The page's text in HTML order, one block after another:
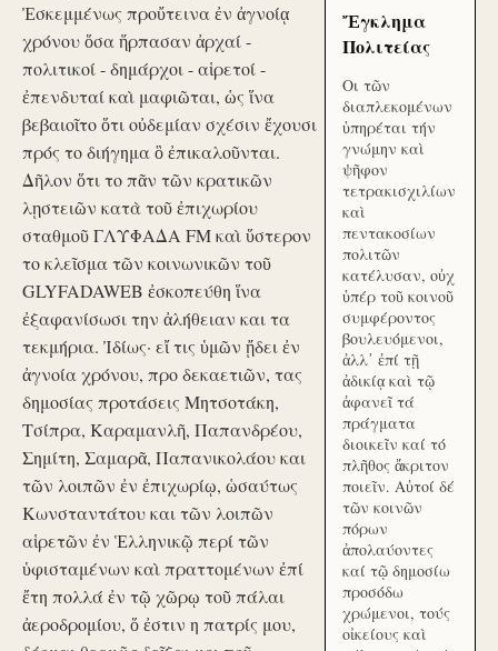
Ἐσκεμμένως προὔτεινα ἐν ἀγνοίᾳ
χρόνου ὅσα ἥρπασαν ἀρχαί -
πολιτικοί - δημάρχοι - αἱρετοί -
ἐπενδυταί καὶ μαφιῶται, ὡς ἵνα
βεβαιοῖτο ὅτι οὐδεμίαν σχέσιν ἔχουσι
πρός το διήγημα ὃ ἐπικαλοῦνται.
Δῆλον ὅτι το πᾶν τῶν κρατικῶν
λῃστειῶν κατὰ τοῦ ἐπιχωρίου
σταθμοῦ ΓΛΥΦΑΔΑ FM καὶ ὕστερον
το κλεῖσμα τῶν κοινωνικῶν τοῦ
GLYFADAWEB ἐσκοπεύθη ἵνα
ἐξαφανίσωσι την ἀλήθειαν και τα
τεκμήρια. Ἰδίως· εἴ τις ὑμῶν ᾔδει ἐν
ἀγνοία χρόνου, προ δεκαετιῶν, τας
δημοσίας προτάσεις Μητσοτάκη,
Τσίπρα, Καραμανλῆ, Παπανδρέου,
Σημίτη, Σαμαρᾶ, Παπανικολάου και
τῶν λοιπῶν ἐν ἐπιχωρίῳ, ὡσαύτως
Κωνσταντάτου και τῶν λοιπῶν
αἱρετῶν ἐν Ἑλληνικῷ περί τῶν
ὑφισταμένων καὶ πραττομένων ἐπί
ἔτη πολλά ἐν τῷ χῶρῳ τοῦ πάλαι
ἀεροδρομίου, ὅ ἐστιν η πατρίς μου,
Ἔγκλημα
Πολιτείας
Οι τῶν
διαπλεκομένων
ὑπηρέται τήν
γνώμην καὶ
ψῆφον
τετρακισχιλίων
καὶ
πεντακοσίων
πολιτῶν
κατέλυσαν, οὐχ
ὑπέρ τοῦ κοινοῦ
συμφέροντος
βουλευόμενοι,
ἀλλ᾽ ἐπί τῇ
ἀδικίᾳ καὶ τῷ
ἀφανεῖ τά
πράγματα
διοικεῖν καί τό
πλῆθος ἄκριτον
ποιεῖν. Αὐτοί δέ
τῶν κοινῶν
πόρων
ἀπολαύοντες
καί τῷ δημοσίω
προσόδω
χρώμενοι, τούς
οἰκείους καὶ